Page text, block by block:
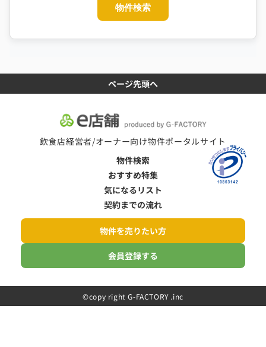
物件検索
ページ先頭へ
飲食店経営者/オーナー向け物件ポータルサイト
物件検索
おすすめ特集
気になるリスト
契約までの流れ
物件を売りたい方
会員登録する
©️copy right G-FACTORY .inc